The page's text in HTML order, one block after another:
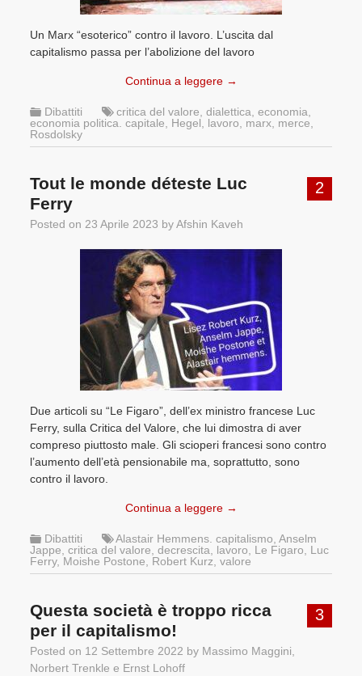
Un Marx “esoterico” contro il lavoro. L’uscita dal
capitalismo passa per l’abolizione del lavoro
Continua a leggere →
Dibattiti critica del valore ,dialettica ,economia
economia politica. capitale
Hegel lavoro marx merce
Rosdolsky
2
Tout le monde déteste Luc
Ferry
Posted on 23 Aprile 2023 by Afshin Kaveh
Due articoli su “Le Figaro”, dell’ex ministro francese Luc
Ferry, sulla Critica del Valore, che lui dimostra di aver
compreso piuttosto male. Gli scioperi francesi sono contro
l’aumento dell’età pensionabile ma, soprattutto, sono
contro il lavoro.
Continua a leggere →
Dibattiti Alastair Hemmens. capitalismo ,Anselm
Jappe ,critica del valore ,decrescita lavoro Le Figaro
Luc
Ferry, Moishe Postone Robert Kurz ,valore
3
Questa società è troppo ricca
per il capitalismo!
Posted on 12 Settembre 2022 by Massimo Maggini
Norbert Trenkle e Ernst Lohoff